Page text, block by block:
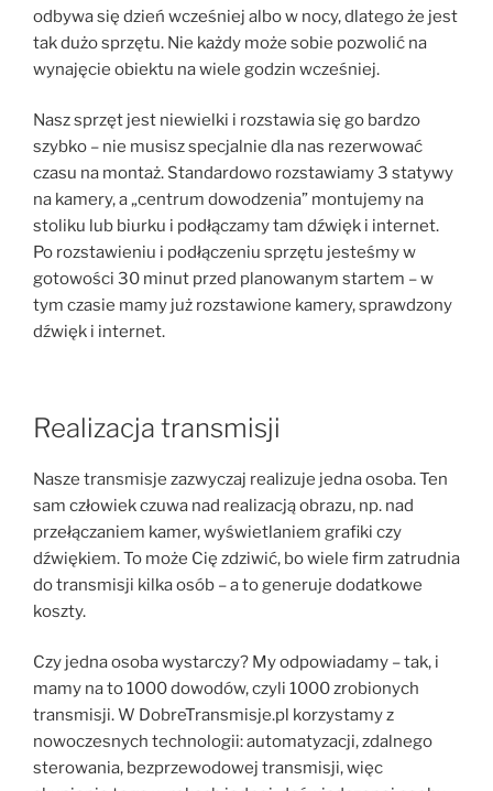
odbywa się dzień wcześniej albo w nocy, dlatego że jest
tak dużo sprzętu. Nie każdy może sobie pozwolić na
wynajęcie obiektu na wiele godzin wcześniej.
Nasz sprzęt jest niewielki i rozstawia się go bardzo
szybko – nie musisz specjalnie dla nas rezerwować
czasu na montaż. Standardowo rozstawiamy 3 statywy
na kamery, a „centrum dowodzenia” montujemy na
stoliku lub biurku i podłączamy tam dźwięk i internet.
Po rozstawieniu i podłączeniu sprzętu jesteśmy w
gotowości 30 minut przed planowanym startem – w
tym czasie mamy już rozstawione kamery, sprawdzony
dźwięk i internet.
Realizacja transmisji
Nasze transmisje zazwyczaj realizuje jedna osoba. Ten
sam człowiek czuwa nad realizacją obrazu, np. nad
przełączaniem kamer, wyświetlaniem grafiki czy
dźwiękiem. To może Cię zdziwić, bo wiele firm zatrudnia
do transmisji kilka osób – a to generuje dodatkowe
koszty.
Czy jedna osoba wystarczy? My odpowiadamy – tak, i
mamy na to 1000 dowodów, czyli 1000 zrobionych
transmisji. W DobreTransmisje.pl korzystamy z
nowoczesnych technologii: automatyzacji, zdalnego
sterowania, bezprzewodowej transmisji, więc